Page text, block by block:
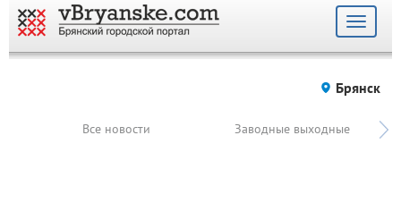
Toggle
Брянск
Все новости Заводные выходные